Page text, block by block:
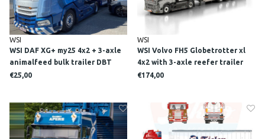
WSI
WSI DAF XG+ my25 4x2 + 3-axle
animalfeed bulk trailer DBT
BULKVERVOER
€25,00
WSI
WSI Volvo FH5 Globetrotter xl
4x2 with 3-axle reefer trailer
BOUILLON
€174,00